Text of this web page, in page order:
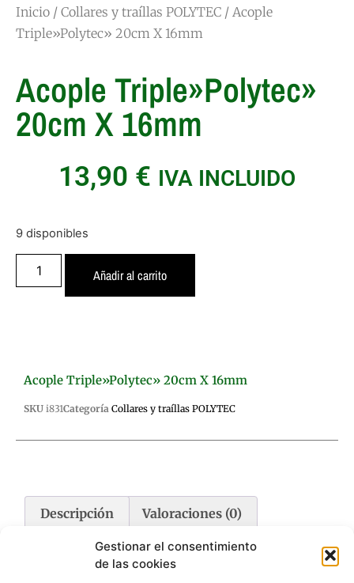
Gestionar el consentimiento
de las cookies
Inicio / Collares y traíllas POLYTEC / Acople
Triple»Polytec» 20cm X 16mm
Acople Triple»Polytec»
20cm X 16mm
13,90 € IVA INCLUIDO
9 disponibles
Añadir al carrito
Acople Triple»Polytec» 20cm X 16mm
SKU i831Categoría Collares y traíllas POLYTEC
Descripción Valoraciones (0)
Descripción